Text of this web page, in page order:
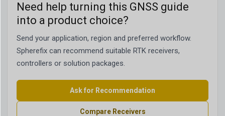
Need help turning this GNSS guide
into a product choice?
Send your application, region and preferred workflow.
Spherefix can recommend suitable RTK receivers,
controllers or solution packages.
Ask for Recommendation
Compare Receivers